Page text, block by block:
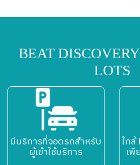
BEAT
LOTS
มีบริการที่จอดรถสำหรับ
ผู้เข้าใช้บริการ
ใกล้
เ